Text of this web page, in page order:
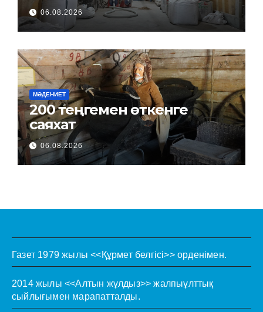
06.08.2026
МӘДЕНИЕТ
200 теңгемен өткенге
саяхат
06.08.2026
Газет 1979 жылы <<Құрмет белгісі>> орденімен.
2014 жылы <<Алтын жұлдыз>> жалпыұлттық
сыйлығымен марапатталды.